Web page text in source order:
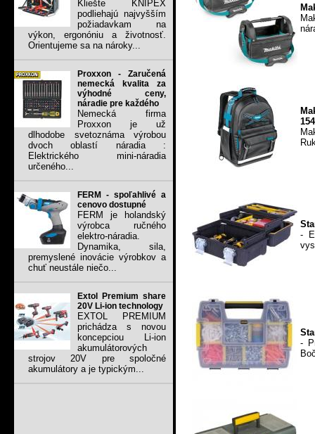
Kliešte KNIPEX
podliehajú najvyšším
požiadavkam na
výkon, ergonóniu a životnosť.
Orientujeme sa na nároky...
Proxxon - Zaručená
nemecká kvalita za
výhodné ceny,
náradie pre každého
Nemecká firma
Proxxon je už
dlhodobe svetoznáma výrobou
dvoch oblastí náradia :
Elektrického mini-náradia
určeného...
FERM - spoľahlivé a
cenovo dostupné
FERM je holandský
výrobca ručného
elektro-náradia.
Dynamika, sila,
premyslené inovácie výrobkov a
chuť neustále niečo...
Extol Premium share
20V Li-ion technology
EXTOL PREMIUM
prichádza s novou
koncepciou Li-ion
akumulátorových
strojov 20V pre spoločné
akumulátory a je typickým...
-
-